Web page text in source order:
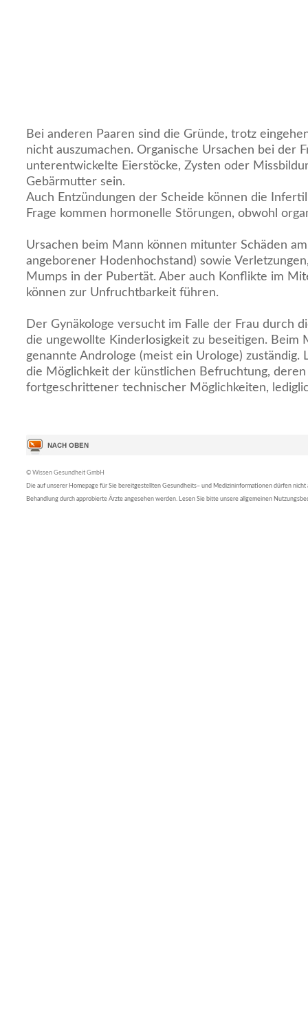
Bei anderen Paaren sind die Gründe, trotz
nicht auszumachen. Organische Ursachen bei der
unterentwickelte Eierstöcke, Zysten oder
Gebärmutter sein.
Auch Entzündungen der Scheide können die
Frage kommen hormonelle Störungen, obwohl
Ursachen beim Mann können mitunter Schäden
angeborener Hodenhochstand) sowie
Mumps in der Pubertät. Aber auch Konflikte im
können zur Unfruchtbarkeit führen.
Der Gynäkologe versucht im Falle der Frau durch
die ungewollte Kinderlosigkeit zu beseitigen. Beim
genannte Androloge (meist ein Urologe) zuständig.
die Möglichkeit der künstlichen Befruchtung,
fortgeschrittener technischer Möglichkeiten,
© Wissen Gesundheit GmbH
Die auf unserer Homepage für Sie bereitgestellten Gesundheits– und Medizininformationen dürfen nicht
Behandlung durch approbierte Ärzte angesehen werden. Lesen Sie bitte unsere allgemeinen